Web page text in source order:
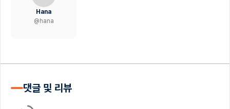
Hana
@hana
댓글 및 리뷰